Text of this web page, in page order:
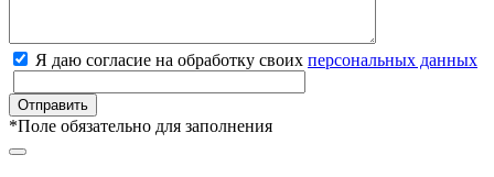
Я даю согласие на обработку своих персональных данных
*Поле обязательно для заполнения